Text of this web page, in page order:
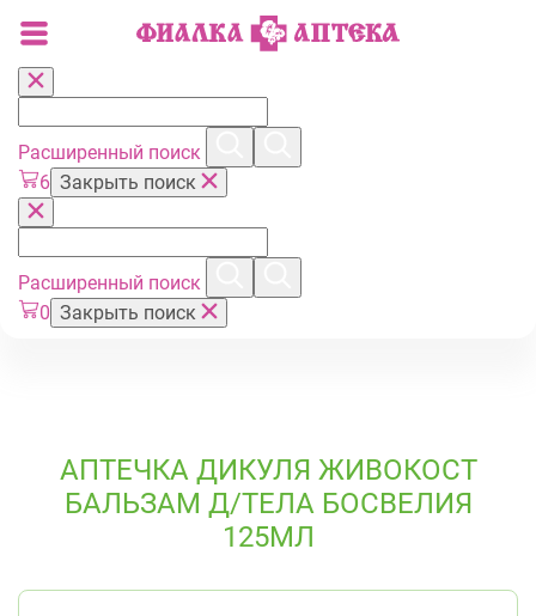
Расширенный поиск
6 Закрыть поиск
Расширенный поиск
0 Закрыть поиск
АПТЕЧКА ДИКУЛЯ ЖИВОКОСТ
БАЛЬЗАМ Д/ТЕЛА БОСВЕЛИЯ
125МЛ